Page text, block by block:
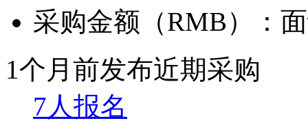
采购金额（RMB）：
1个月前发布近期采购
7人报名